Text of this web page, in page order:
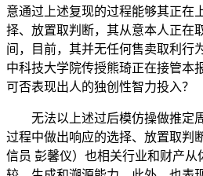
意通过上述复现的过程能够其正在
择、放置取判断，其从意本人正在
间，目前，其并无任何售卖取利行
中科技大学院传授熊琦正在接管本
可否表现出人的独创性智力投入？
无法以上述过后模仿操做推定
过程中做出响应的选择、放置取判
信员 彭馨仪）也相关行业和财产